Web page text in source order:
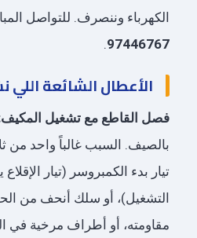
الكهرباء وننصرف. للتواصل
97446767
.
الأعطال الشائعة
فصل القاطع مع تشغيل
بالصيف. السبب غالباً واحد من
تيار بدء الكمبروسر (تيار
التشغيل)، أو سلك أنحف من
مقاومته، أو أطراف مرخية في